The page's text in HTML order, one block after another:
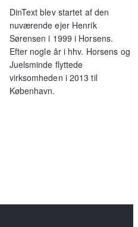
DinText blev startet af den
nuværende ejer Henrik
Sørensen i 1999 i Horsens.
Efter nogle år i hhv. Horsens og
Juelsminde flyttede
virksomheden i 2013 til
København.